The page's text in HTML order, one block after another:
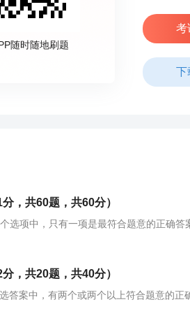
随时随地刷题
考
下
，共60题，共60分）
选项中，只有一项是最符合题意的正确
，共20题，共40分）
答案中，有两个或两个以上符合题意的